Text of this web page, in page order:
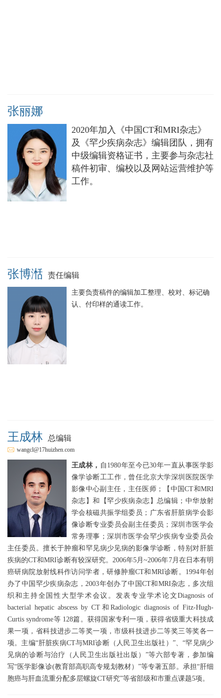
张丽娜
2020年加入《中国CT和MRI杂志》
及《罕少疾病杂志》编辑团队，拥有
中级编辑资格证书，主要参与杂志社
稿件初审、编校以及网站运营维护等
工作。
张博湉 责任编辑
主要负责稿件的编辑加工整理、校对、标记确
认、付印样的通读工作。
王成林 总编辑
wangcl@17huizhen.com
王成林， 自1980年至今已30年一直从事医学影
像学诊断工工作，曾任北京大学深圳医院医学
影像中心副主任，主任医师；【中国CT和MRI
杂志】和【罕少疾病杂志】总编辑；中华放射
学会核磁共振学组委员；广东省肝脏病学会影
像诊断专业委员会副主任委员；深圳市医学会
常务理事；深圳市医学会罕少疾病专业委员会
主任委员。擅长于肿瘤和罕见病少见病的影像学诊断，特别对肝脏
疾病的CT和MRI诊断有较深研究。2006年5月~2006年7月在日本有明
癌研病院放射线科作访问学者，研修肿瘤CT和MRI诊断。1994年创
办了中国罕少疾病杂志，2003年创办了中国CT和MRI杂志，多次组
织和主持全国性大型学术会议。发表专业学术论文Diagnosis of
bacterial hepatic abscess by CT和Radiologic diagnosis of Fitz-Hugh-
Curtis syndrome等 128篇。获得国家专利一项，获得省级重大科技成
果一项，省科技进步二等奖一项，市级科技进步二等奖三等奖各一
项。主编“肝脏疾病CT与MRI诊断（人民卫生出版社）”、“罕见病少
见病的诊断与治疗（人民卫生出版社出版）”等六部专著，参加编
写“医学影像诊(教育部高职高专规划教材）”等专著五部。承担“肝细
胞癌与肝血流重分配多层螺旋CT研究”等省部级和市重点课题5项。